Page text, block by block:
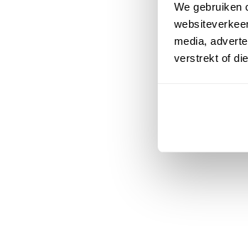
We gebruiken
media,
verstrekt of